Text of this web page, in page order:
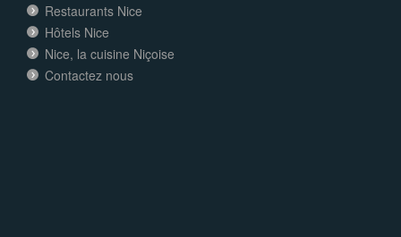
Restaurants Nice
Hôtels Nice
Nice, la cuisine Niçoise
Contactez nous